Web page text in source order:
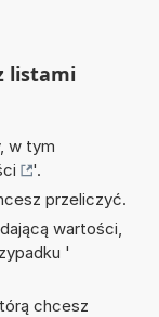
listami
w tym
'.
przeliczyć.
wartości,
'
chcesz